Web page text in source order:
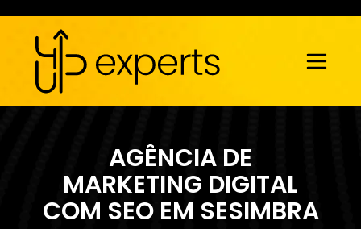
AGÊNCIA DE
MARKETING DIGITAL
COM SEO EM SESIMBRA